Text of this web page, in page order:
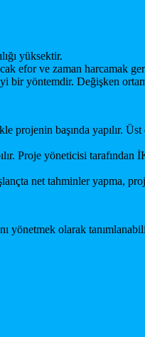
yüksektir.
efor ve zaman harcamak
bir yöntemdir. Değişken
projenin başında yapılır.
Proje yöneticisi
net tahminler yapma,
yönetmek olarak